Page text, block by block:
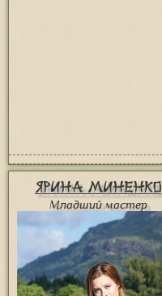
Ярина Миненко
Младший мастер